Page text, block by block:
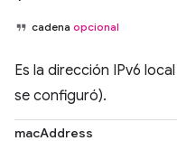
cadena opcional
Es la dirección IPv6
se configuró).
macAddress